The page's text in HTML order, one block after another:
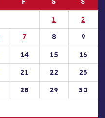
1
2
7 8
9
14 15
16
21 22
23
28 29
30